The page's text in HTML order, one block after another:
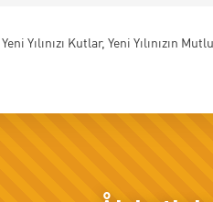
Yılınızı Kutlar, Yeni Yılınızın